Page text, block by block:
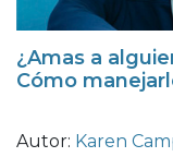
¿Amas a
Cómo
Autor: Karen